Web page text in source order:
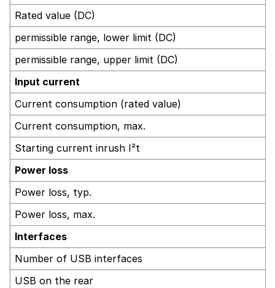
Rated value (DC)
permissible range, lower limit (DC)
permissible range, upper limit (DC)
Input current
Current consumption (rated value)
Current consumption, max.
Starting current inrush I²t
Power loss
Power loss, typ.
Power loss, max.
Interfaces
Number of USB interfaces
USB on the rear